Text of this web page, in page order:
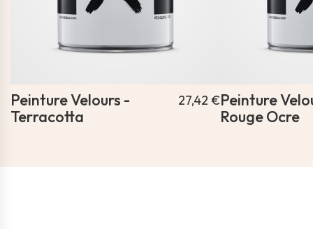
Peinture Velours -
Terracotta
27,42 €Peinture
Rouge Ocre